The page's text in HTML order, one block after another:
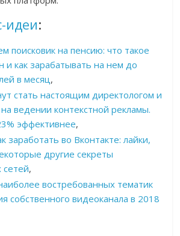
идеи:
поисковик на пенсию: что такое
и как зарабатывать на нем до
в месяц,
стать настоящим директологом и
ведении контекстной рекламы.
эффективнее,
заработать во Вконтакте: лайки,
другие секреты
сетей,
востребованных тематик
собственного видеоканала в 2018